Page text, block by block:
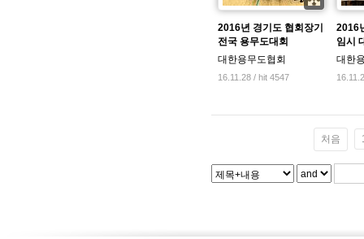
2016년 경기도 협회장기
전국 용무도대회
대한용무도협회
16.11.28 / hit 4547
2016
임시
대한
처음